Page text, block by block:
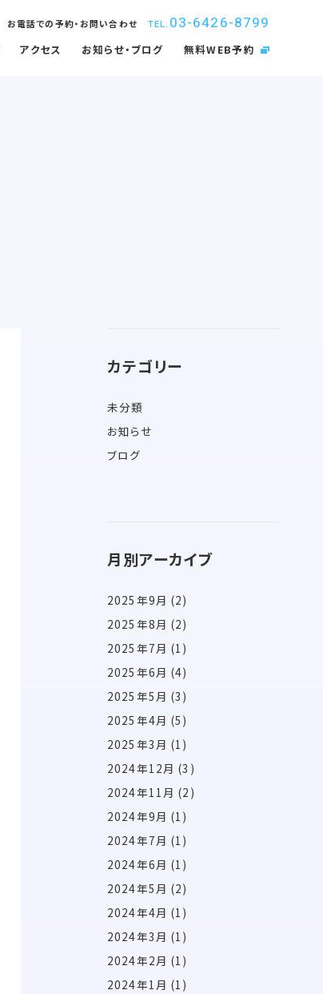
お電話での予約・お問い合わせ TEL. 03-6426-8799
アクセス お知らせ・ブログ 無料WEB予約
カテゴリー
未分類
お知らせ
ブログ
月別アーカイブ
2025年9月 (2)
2025年8月 (2)
2025年7月 (1)
2025年6月 (4)
2025年5月 (3)
2025年4月 (5)
2025年3月 (1)
2024年12月 (3)
2024年11月 (2)
2024年9月 (1)
2024年7月 (1)
2024年6月 (1)
2024年5月 (2)
2024年4月 (1)
2024年3月 (1)
2024年2月 (1)
2024年1月 (1)